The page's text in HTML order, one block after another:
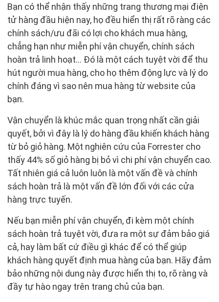
Bạn có thể nhận thấy những trang thương mại điện
tử hàng đầu hiện nay, họ đều hiển thị rất rõ ràng các
chính sách/ưu đãi có lợi cho khách mua hàng,
chẳng hạn như miễn phí vận chuyển, chính sách
hoàn trả linh hoạt… Đó là một cách tuyệt vời để thu
hút người mua hàng, cho họ thêm động lực và lý do
chính đáng vì sao nên mua hàng từ website của
bạn.
Vận chuyển là khúc mắc quan trọng nhất cần giải
quyết, bởi vì đây là lý do hàng đầu khiến khách hàng
từ bỏ giỏ hàng. Một nghiên cứu của Forrester cho
thấy 44% số giỏ hàng bị bỏ vì chi phí vận chuyển cao.
Tất nhiên giá cả luôn luôn là một vấn đề và chính
sách hoàn trả là một vấn đề lớn đối với các cửa
hàng trực tuyến.
Nếu bạn miễn phí vận chuyển, đi kèm một chính
sách hoàn trả tuyệt vời, đưa ra một sự đảm bảo giá
cả, hay làm bất cứ điều gì khác để có thể giúp
khách hàng quyết định mua hàng của bạn. Hãy đảm
bảo những nội dung này được hiển thị to, rõ ràng và
đầy tự hào ngay trên trang chủ của bạn.